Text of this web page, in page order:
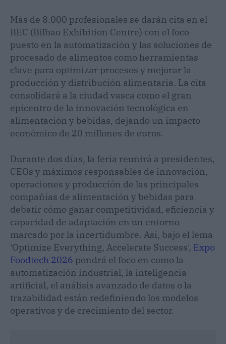
Más de 8.000 profesionales se darán cita en el
BEC (Bilbao Exhibition Centre) con el foco
puesto en la automatización y las soluciones de
procesado de alimentos como herramientas
clave para optimizar procesos y mejorar la
producción y distribución alimentaria. La cita
consolidará a la ciudad vasca como el gran
epicentro de la innovación tecnológica en
alimentación y bebidas, dejando un impacto
económico de 20 millones de euros.
Durante dos días, la feria reunirá a presidentes,
CEOs y máximos responsables de innovación,
operaciones y producción de las principales
compañías de alimentación y bebidas para
debatir cómo ganar competitividad, eficiencia y
capacidad de adaptación en un entorno
marcado por la incertidumbre. Así, bajo el lema
'Optimize Everything, Accelerate Success', Expo
Foodtech 2026 pondrá el foco en como la
automatización industrial, la inteligencia
artificial, el análisis avanzado de datos o la
trazabilidad están redefiniendo los modelos
operativos y de crecimiento del sector.